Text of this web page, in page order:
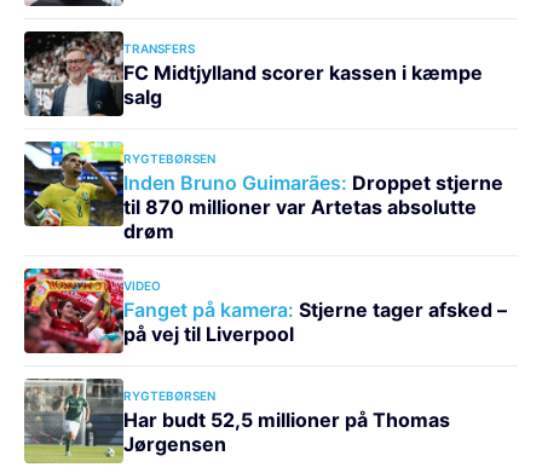
TRANSFERS
FC Midtjylland scorer kassen i kæmpe
salg
RYGTEBØRSEN
Inden Bruno Guimarães: Droppet stjerne
til 870 millioner var Artetas absolutte
drøm
VIDEO
Fanget på kamera: Stjerne tager afsked –
på vej til Liverpool
RYGTEBØRSEN
Har budt 52,5 millioner på Thomas
Jørgensen